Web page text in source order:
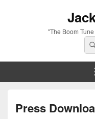
"The Boom
for:
Press